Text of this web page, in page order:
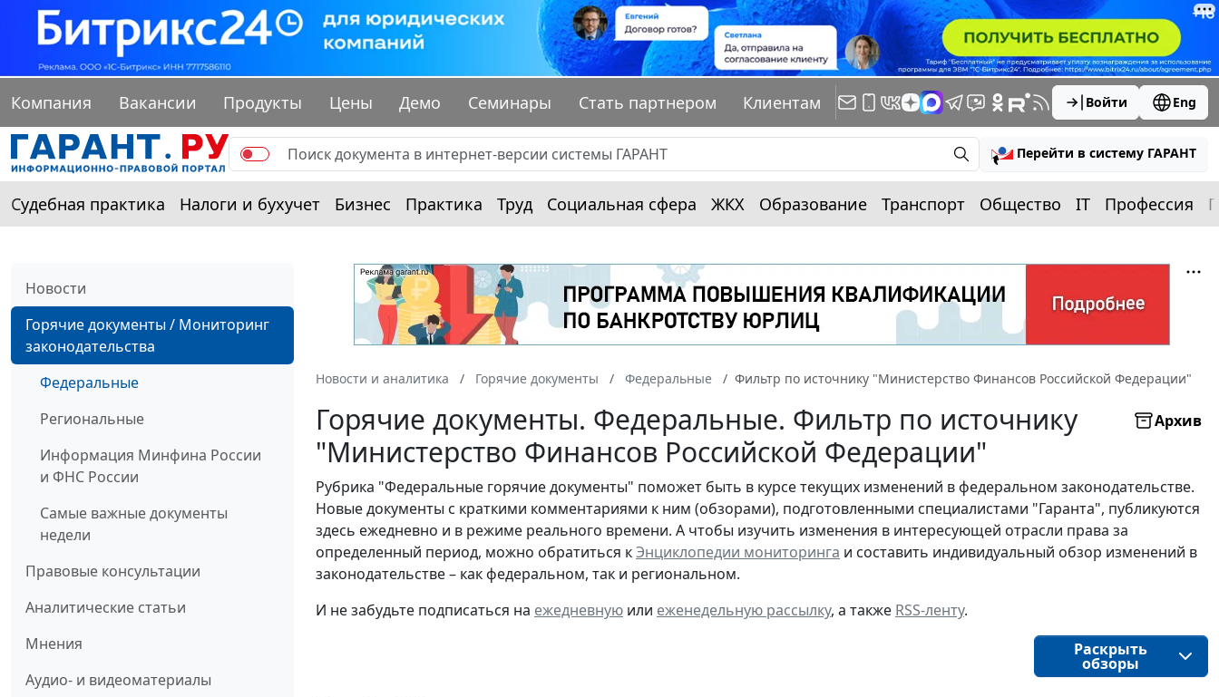
Компания Вакансии Продукты Цены Демо Семинары Стать партнером Клиентам Войти Eng
Перейти в систему ГАРАНТ
Судебная практика Налоги и бухучет Бизнес Практика Труд Социальная сфера ЖКХ Образование Транспорт Общество IT Профессия
Новости
Горячие документы / Мониторинг
законодательства
Федеральные
Региональные
Информация Минфина России
и ФНС России
Самые важные документы
недели
Правовые консультации
Аналитические статьи
Мнения
Аудио- и видеоматериалы
Новости и аналитика Горячие документы Федеральные Фильтр по источнику "Министерство Финансов Российской Федерации"
Горячие документы. Федеральные. Фильтр по источнику
"Министерство Финансов Российской Федерации"
Архив
Рубрика "Федеральные горячие документы" поможет быть в курсе текущих изменений в федеральном законодательстве.
Новые документы с краткими комментариями к ним (обзорами), подготовленными специалистами "Гаранта", публикуются
здесь ежедневно и в режиме реального времени. А чтобы изучить изменения в интересующей отрасли права за
определенный период, можно обратиться кЭнциклопедии мониторинга и составить индивидуальный обзор изменений в
законодательстве – как федеральном, так и региональном.
И не забудьте подписаться на ежедневную или еженедельную рассылку, а также RSS-ленту.
Раскрыть
обзоры